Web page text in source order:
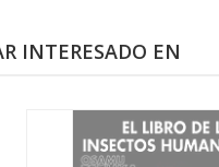
INTERESADO EN